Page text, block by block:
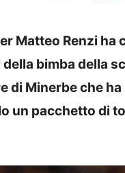
Matteo Renzi ha
della bimba della
di Minerbe che
un pacchetto di